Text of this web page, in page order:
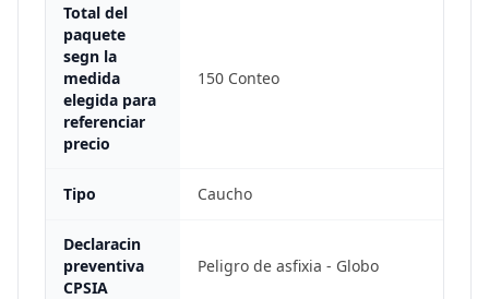
Total del
paquete
segn la
medida
elegida para
referenciar
precio
150 Conteo
Tipo Caucho
Declaracin
preventiva
CPSIA
Peligro de asfixia - Globo